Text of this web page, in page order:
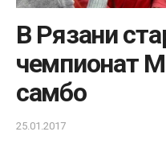
В Рязани
чемпионат
самбо
25.01.2017